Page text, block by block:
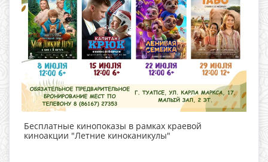
Бесплатные кинопоказы в рамках краевой
киноакции "Летние киноканикулы"